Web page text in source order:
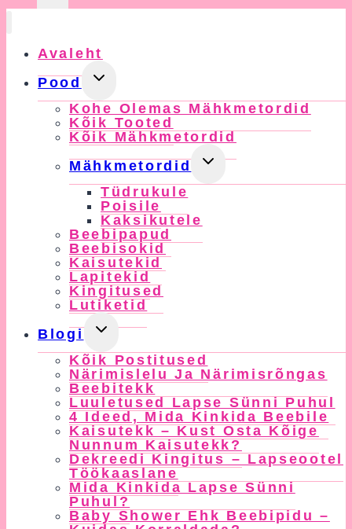
Avaleht
Pood
Toggle
Child
Menu
Kohe Olemas Mähkmetordid
Kõik Tooted
Kõik Mähkmetordid
Mähkmetordid
Toggle
Child
Tüdrukule
Poisile
Kaksikutele
Beebipapud
Beebisokid
Kaisutekid
Lapitekid
Kingitused
Lutiketid
Blogi
Toggle
Child
Menu
Kõik Postitused
Närimislelu Ja Närimisrõngas
Beebitekk
Luuletused Lapse Sünni Puhul
4 Ideed, Mida Kinkida Beebile
Kaisutekk – Kust Osta Kõige
Nunnum Kaisutekk?
Dekreedi Kingitus – Lapseootel
Töökaaslane
Mida Kinkida Lapse Sünni
Puhul?
Baby Shower Ehk Beebipidu –